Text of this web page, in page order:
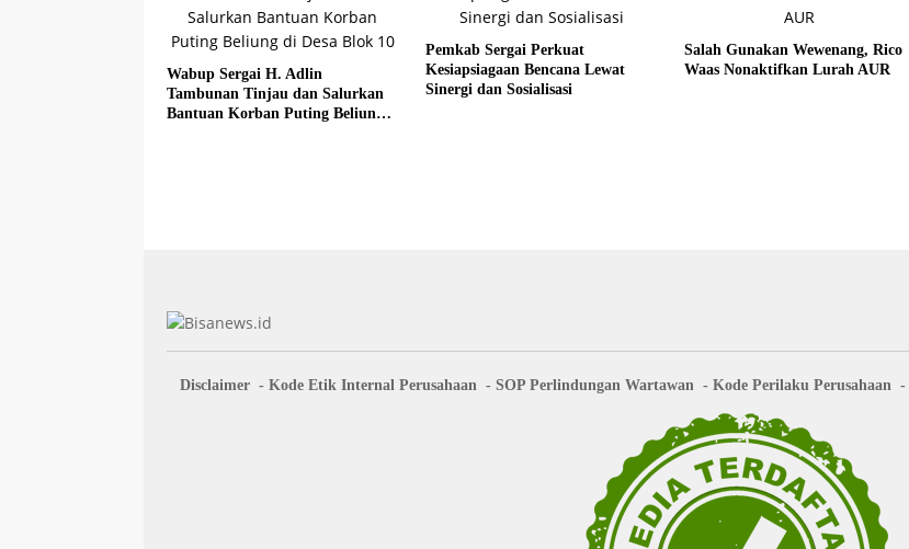
Wabup Sergai H. Adlin
Tambunan Tinjau dan Salurkan
Bantuan Korban Puting Beliung
Pemkab Sergai Perkuat
Kesiapsiagaan Bencana Lewat
Sinergi dan Sosialisasi
Salah Gunakan Wewenang, Rico
Waas Nonaktifkan Lurah AUR
Disclaimer Kode Etik Internal Perusahaan SOP Perlindungan Wartawan Kode Perilaku Perusahaan